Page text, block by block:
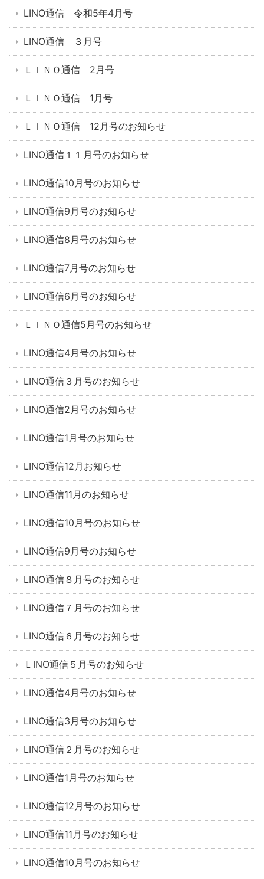
LINO通信 令和5年4月号
LINO通信 ３月号
ＬＩＮＯ通信 2月号
ＬＩＮＯ通信 1月号
ＬＩＮＯ通信 12月号のお知らせ
LINO通信１１月号のお知らせ
LINO通信10月号のお知らせ
LINO通信9月号のお知らせ
LINO通信8月号のお知らせ
LINO通信7月号のお知らせ
LINO通信6月号のお知らせ
ＬＩＮＯ通信5月号のお知らせ
LINO通信4月号のお知らせ
LINO通信３月号のお知らせ
LINO通信2月号のお知らせ
LINO通信1月号のお知らせ
LINO通信12月お知らせ
LINO通信11月のお知らせ
LINO通信10月号のお知らせ
LINO通信9月号のお知らせ
LINO通信８月号のお知らせ
LINO通信７月号のお知らせ
LINO通信６月号のお知らせ
ＬINO通信５月号のお知らせ
LINO通信4月号のお知らせ
LINO通信3月号のお知らせ
LINO通信２月号のお知らせ
LINO通信1月号のお知らせ
LINO通信12月号のお知らせ
LINO通信11月号のお知らせ
LINO通信10月号のお知らせ